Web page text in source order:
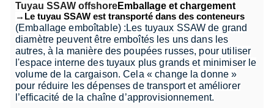
Tuyau SSAW offshoreEmballage et chargement
→Le tuyau SSAW est transporté dans des conteneurs
(Emballage emboîtable) : Les tuyaux SSAW de grand
diamètre peuvent être emboîtés les uns dans les
autres, à la manière des poupées russes, pour utiliser
l'espace interne des tuyaux plus grands et minimiser le
volume de la cargaison. Cela « change la donne »
pour réduire les dépenses de transport et améliorer
l’efficacité de la chaîne d’approvisionnement.